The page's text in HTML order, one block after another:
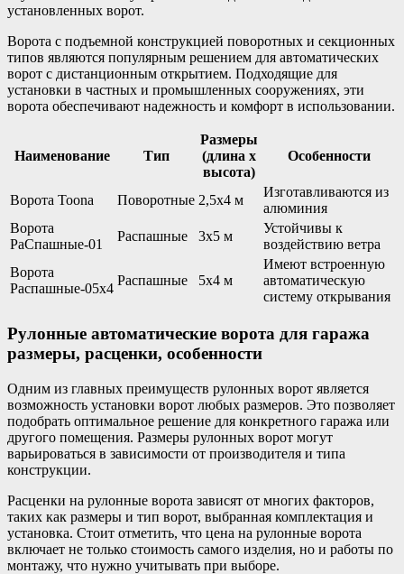
установленных ворот.
Ворота с подъемной конструкцией поворотных и секционных
типов являются популярным решением для автоматических
ворот с дистанционным открытием. Подходящие для
установки в частных и промышленных сооружениях, эти
ворота обеспечивают надежность и комфорт в использовании.
Наименование Тип
Размеры
(длина х
высота)
Особенности
Ворота Toona Поворотные 2,5х4 м
Изготавливаются из
алюминия
Ворота
РаСпашные-01
Распашные 3х5 м
Устойчивы к
воздействию ветра
Ворота
Распашные-05х4
Распашные 5х4 м
Имеют встроенную
автоматическую
систему открывания
Рулонные автоматические ворота для гаража
размеры, расценки, особенности
Одним из главных преимуществ рулонных ворот является
возможность установки ворот любых размеров. Это позволяет
подобрать оптимальное решение для конкретного гаража или
другого помещения. Размеры рулонных ворот могут
варьироваться в зависимости от производителя и типа
конструкции.
Расценки на рулонные ворота зависят от многих факторов,
таких как размеры и тип ворот, выбранная комплектация и
установка. Стоит отметить, что цена на рулонные ворота
включает не только стоимость самого изделия, но и работы по
монтажу, что нужно учитывать при выборе.